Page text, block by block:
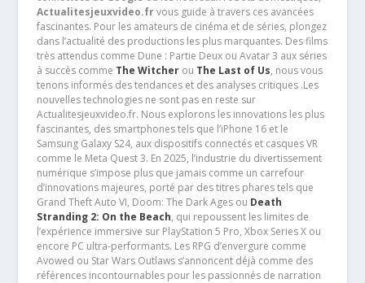
Actualitesjeuxvideo.frvous guide à travers ces avancées
fascinantes. Pour les amateurs de cinéma et de séries, plongez
dans l’actualité des productions les plus marquantes. Des films
très attendus comme Dune : Partie Deux ou Avatar 3 aux séries
à succès comme The Witcherou The Last of Us, nous vous
tenons informés des tendances et des analyses critiques .Les
nouvelles technologies ne sont pas en reste sur
Actualitesjeuxvideo.fr. Nous explorons les innovations les plus
fascinantes, des smartphones tels que l’iPhone 16 et le
Samsung Galaxy S24, aux dispositifs connectés et casques VR
comme le Meta Quest 3. En 2025, l’industrie du divertissement
numérique s’impose plus que jamais comme un carrefour
d’innovations majeures, porté par des titres phares tels que
Grand Theft Auto VI, Doom: The Dark Ages ou Death
Stranding 2: On the Beach, qui repoussent les limites de
l’expérience immersive sur PlayStation 5 Pro, Xbox Series X ou
encore PC ultra-performants. Les RPG d’envergure comme
Avowed ou Star Wars Outlaws s’annoncent déjà comme des
références incontournables pour les passionnés de narration